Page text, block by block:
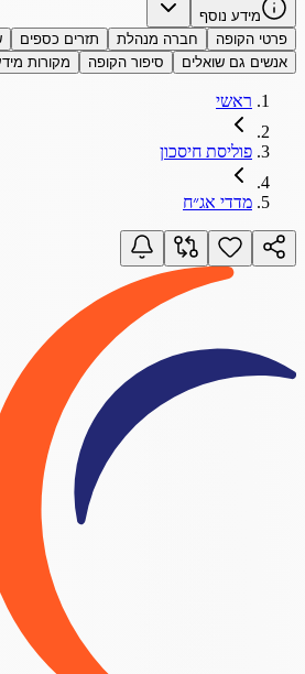
מידע נוסף
פרטי הקופה
חברה מנהלת תזרים כספים
אנשים גם שואלים
סיפור הקופה מקורות
ראשי
פוליסת חיסכון
מדדי אג״ח